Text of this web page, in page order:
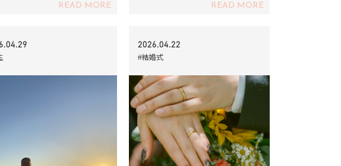
READ MORE READ MORE
2026.04.22
#結婚式